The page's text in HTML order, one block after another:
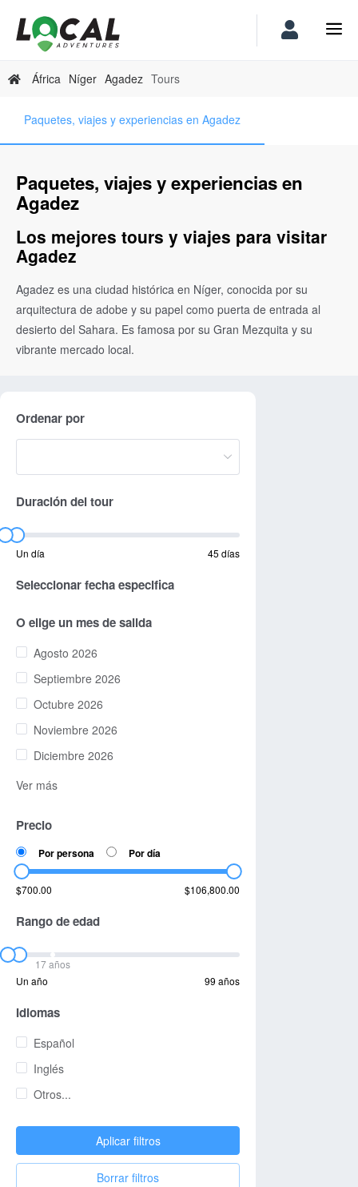
África Níger Agadez Tours
Paquetes, viajes y experiencias en Agadez
Paquetes, viajes y experiencias en
Agadez
Los mejores tours y viajes para visitar
Agadez
Agadez es una ciudad histórica en Níger, conocida por su
arquitectura de adobe y su papel como puerta de entrada al
desierto del Sahara. Es famosa por su Gran Mezquita y su
vibrante mercado local.
Ordenar por
Duración del tour
Un día 45 días
Seleccionar fecha especifica
O elige un mes de salida
Agosto 2026
Septiembre 2026
Octubre 2026
Noviembre 2026
Diciembre 2026
Ver más
Precio
Por persona Por día
$700.00 $106,800.00
Rango de edad
17 años
Un año
99 años
Idiomas
Español
Inglés
Otros...
Aplicar filtros
Borrar filtros